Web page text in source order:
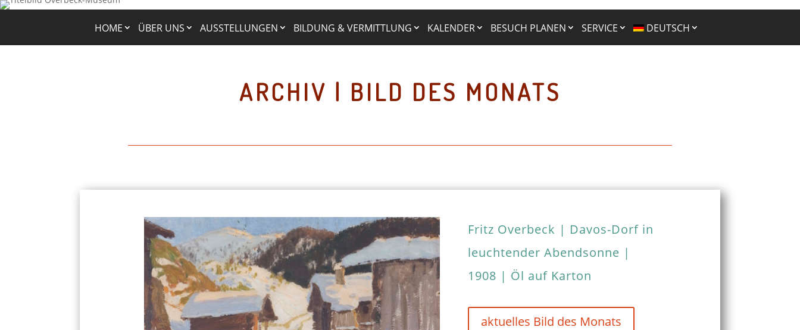
HOME ÜBER UNS AUSSTELLUNGEN BILDUNG & VERMITTLUNG KALENDER BESUCH PLANEN SERVICE DEUTSCH
ARCHIV | BILD DES MONATS
Fritz Overbeck | Davos-Dorf in
leuchtender Abendsonne |
1908 | Öl auf Karton
aktuelles Bild des Monats